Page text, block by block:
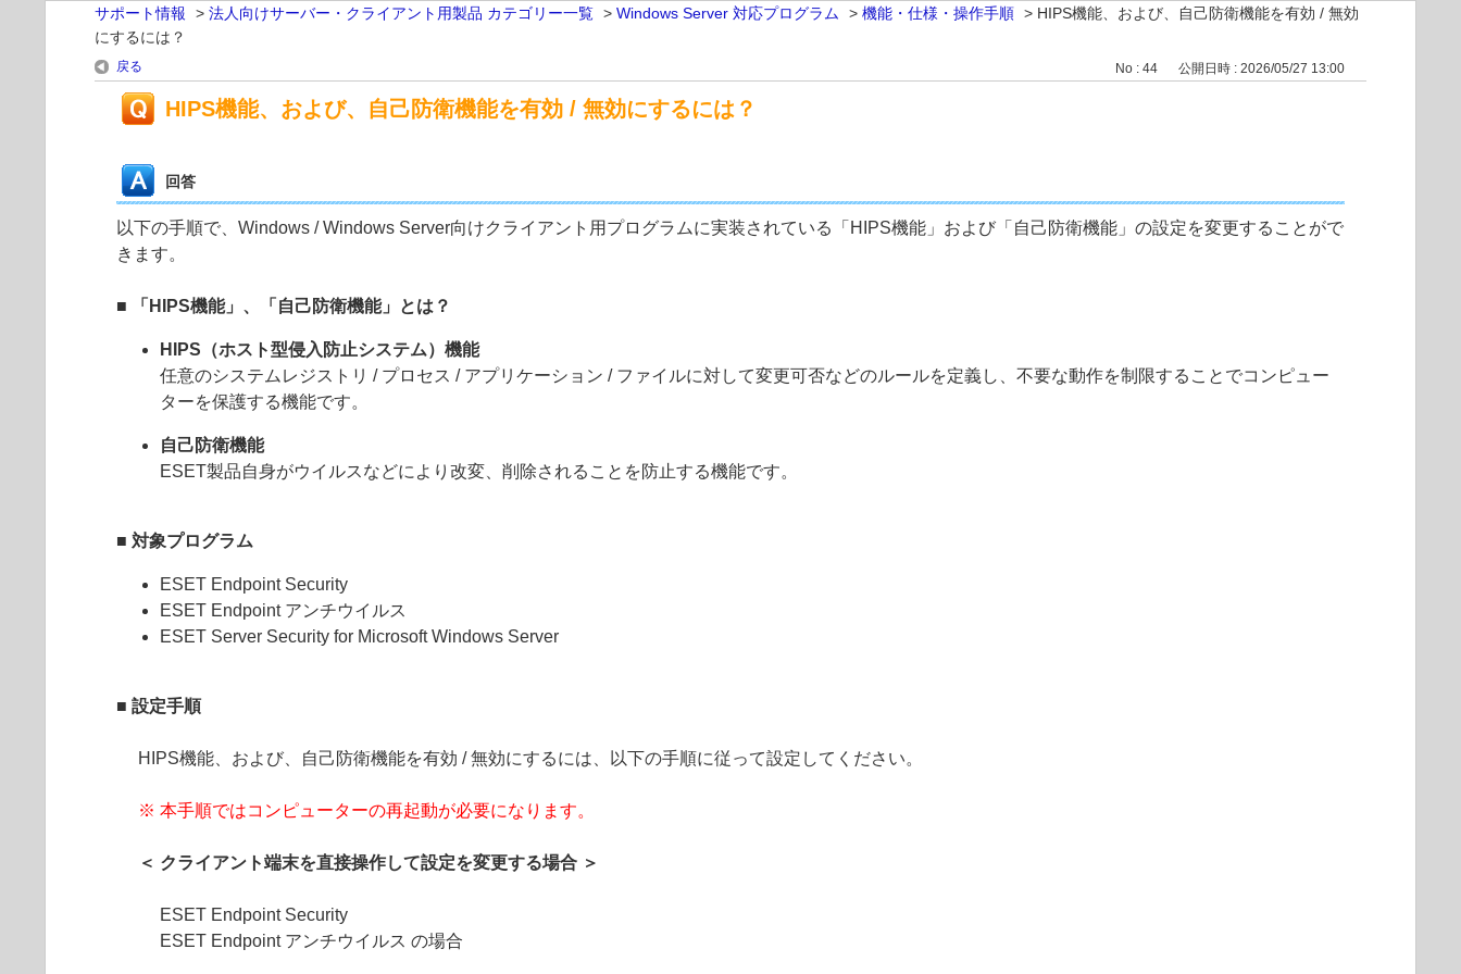
サポート情報 > 法人向けサーバー・クライアント用製品 カテゴリー一覧 > Windows Server 対応プログラム > 機能・仕様・操作手順 > HIPS機能、および、自己防衛機能を有効 / 無効
にするには？
戻る No : 44 公開日時 : 2026/05/27 13:00
HIPS機能、および、自己防衛機能を有効 / 無効にするには？
回答
以下の手順で、Windows / Windows Server向けクライアント用プログラムに実装されている「HIPS機能」および「自己防衛機能」の設定を変更することがで
きます。
■ 「HIPS機能」、「自己防衛機能」とは？
HIPS（ホスト型侵入防止システム）機能
任意のシステムレジストリ / プロセス / アプリケーション / ファイルに対して変更可否などのルールを定義し、不要な動作を制限することでコンピュー
ターを保護する機能です。
自己防衛機能
ESET製品自身がウイルスなどにより改変、削除されることを防止する機能です。
■ 対象プログラム
ESET Endpoint Security
ESET Endpoint アンチウイルス
ESET Server Security for Microsoft Windows Server
■ 設定手順
HIPS機能、および、自己防衛機能を有効 / 無効にするには、以下の手順に従って設定してください。
※ 本手順ではコンピューターの再起動が必要になります。
＜ クライアント端末を直接操作して設定を変更する場合 ＞
ESET Endpoint Security
ESET Endpoint アンチウイルス の場合